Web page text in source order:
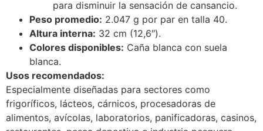
para disminuir la sensación de cansancio.
Peso promedio: 2.047 g por par en talla 40.
Altura interna: 32 cm (12,6″).
Colores disponibles: Caña blanca con suela
blanca.
Usos recomendados:
Especialmente diseñadas para sectores como
frigoríficos, lácteos, cárnicos, procesadoras de
alimentos, avícolas, laboratorios, panificadoras, casinos,